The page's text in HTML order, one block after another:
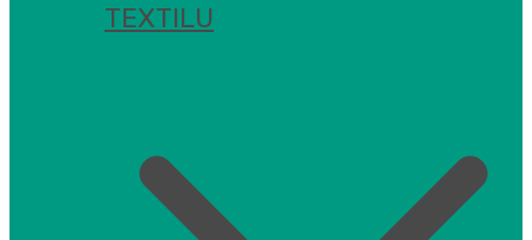
TEXTILU